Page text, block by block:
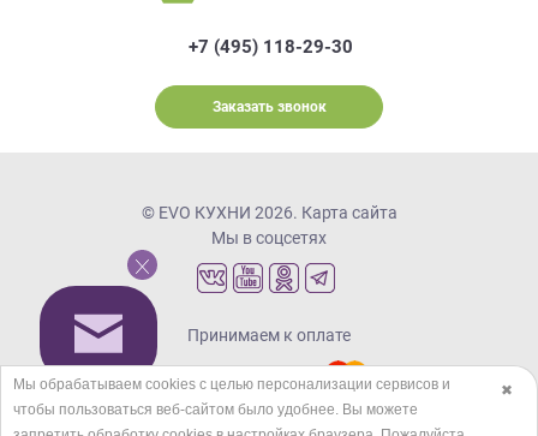
+7 (495) 118-29-30
Заказать звонок
© EVO КУХНИ 2026. Карта сайта
Мы в соцсетях
Принимаем к оплате
Кредиты и рассрочка
✖
Мы обрабатываем cookies с целью персонализации сервисов и
чтобы пользоваться веб-сайтом было удобнее. Вы можете